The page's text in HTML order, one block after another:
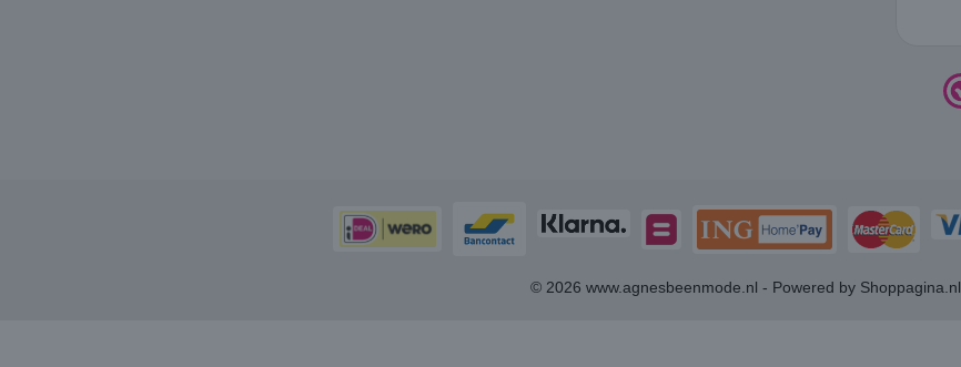
© 2026 www.agnesbeenmode.nl - Powered by Shoppagina.nl